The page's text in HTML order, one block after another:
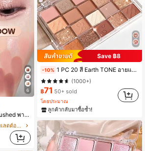
6
ะเมคอัพสำหรับผู้หญิงและเด็กผู้หญิง
ใน เคลือบด้าน พาเลตต์อายแชโดว์
ใน เคลือบด้าน พาเลตต์อายแชโดว์
ใน เคลือบด้าน พาเลตต์อายแชโดว์
Save ฿8
-10% 1 PC 20 สี Earth TONE อายแชโดว์ Matte,Shimmer,Highlighter,เคลือบเงา, ยาวนานและแบบพกพา Multi-Functional แต่งหน้าอายแชโดว์ Palette
(1000+)
฿71 50+ sold
โดยประมาณ
ลูกค้ากลับมาซื้อซ้ำ!